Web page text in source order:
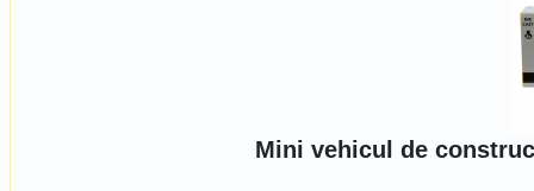
Mini vehicul de